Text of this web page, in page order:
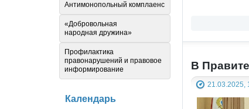
В
21.03.2025,
Антимонопольный комплаенс
«Добровольная
народная дружина»
Профилактика
правонарушений и правовое
информирование
Календарь